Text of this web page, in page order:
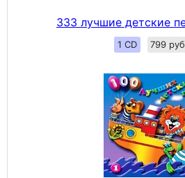
333 лучшие детские
1 CD 799